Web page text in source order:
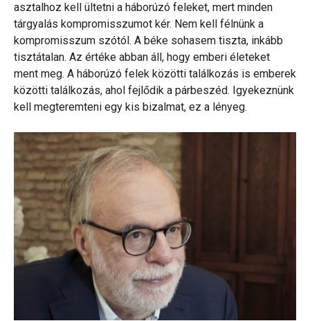
asztalhoz kell ültetni a háborúzó feleket, mert minden
tárgyalás kompromisszumot kér. Nem kell félnünk a
kompromisszum szótól. A béke sohasem tiszta, inkább
tisztátalan. Az értéke abban áll, hogy emberi életeket
ment meg. A háborúzó felek közötti találkozás is emberek
közötti találkozás, ahol fejlődik a párbeszéd. Igyekeznünk
kell megteremteni egy kis bizalmat, ez a lényeg.